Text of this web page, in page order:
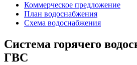
Коммерческое предложение
План водоснабжения
Схема водоснабжения
Система горячего
ГВС